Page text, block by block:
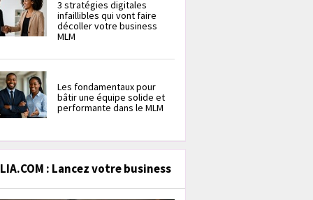
3 stratégies digitales
infaillibles qui vont faire
décoller votre business
MLM
Les fondamentaux pour
bâtir une équipe solide et
performante dans le MLM
: Lancez votre business